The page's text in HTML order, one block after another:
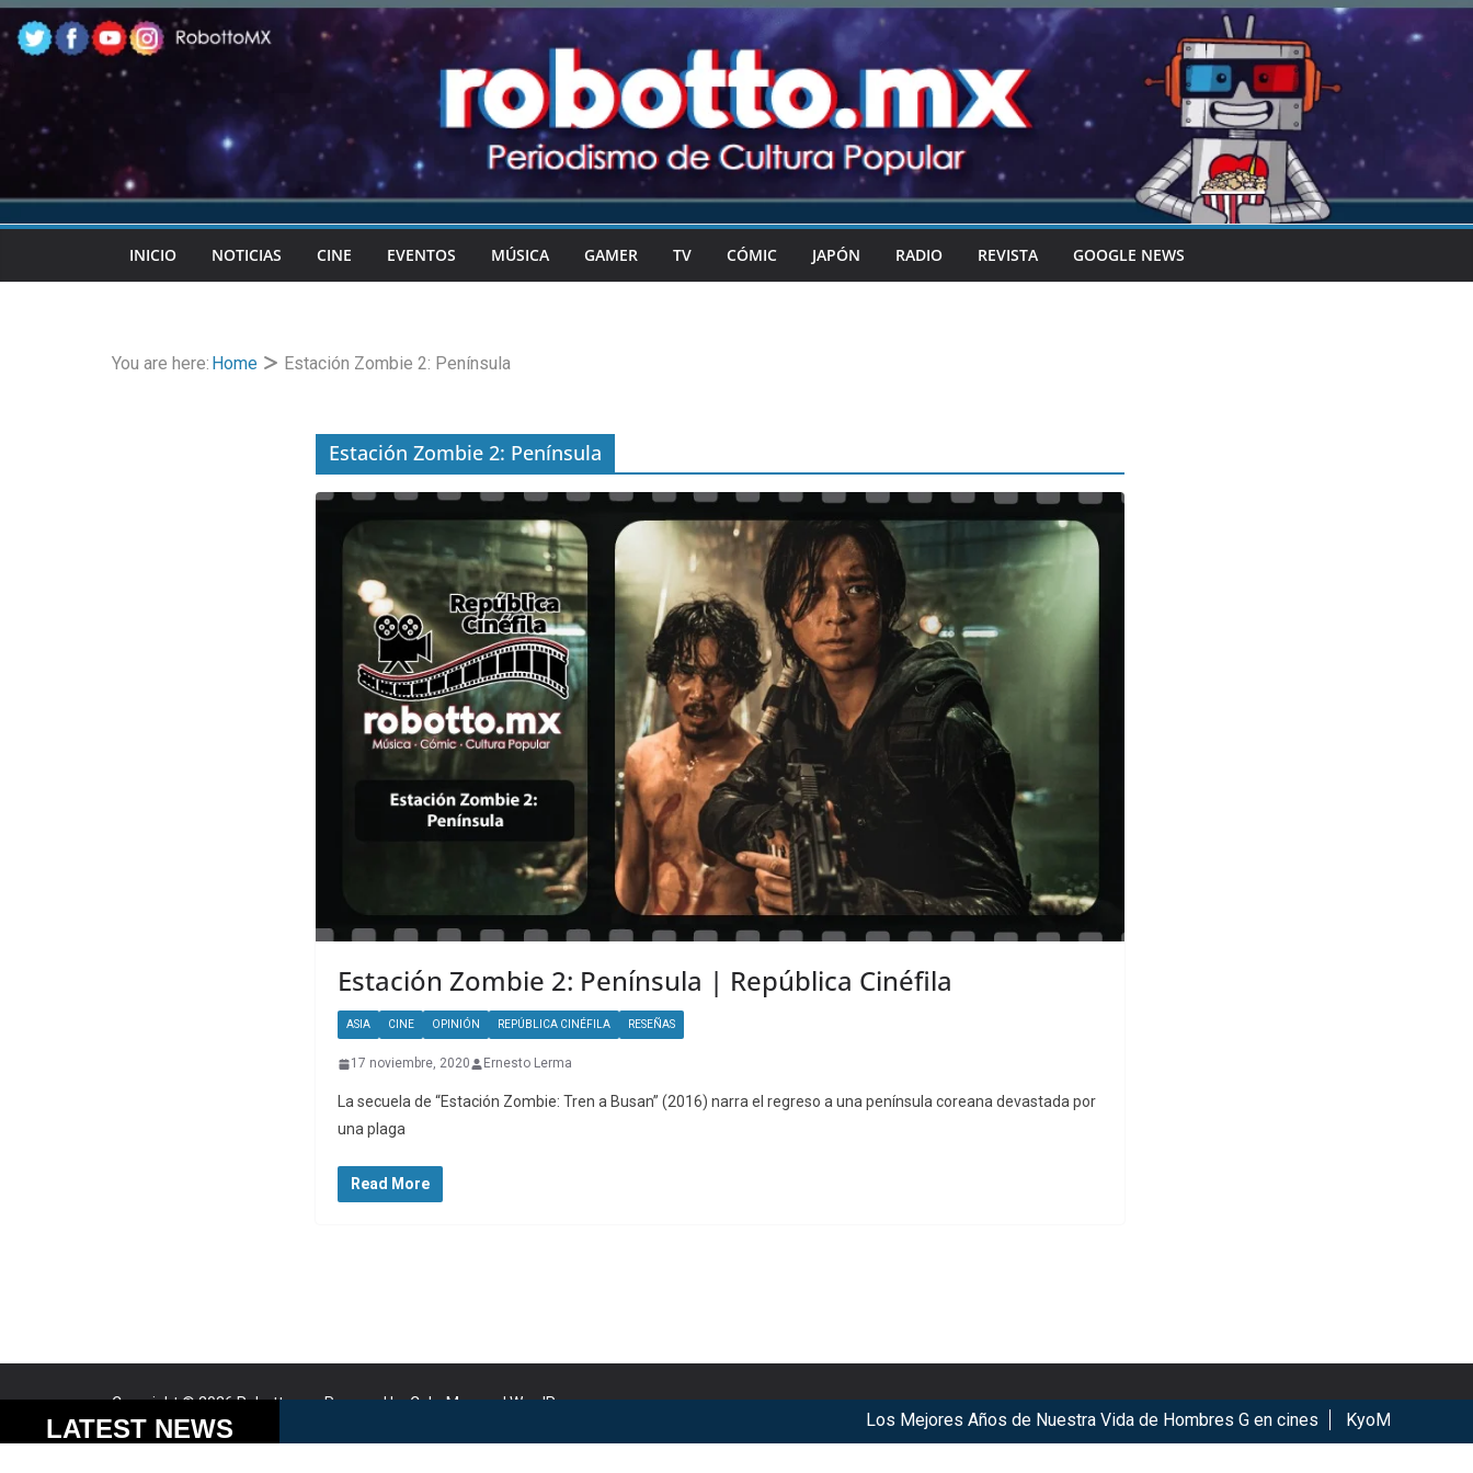
Skip
to
content
INICIO NOTICIAS CINE EVENTOS MÚSICA GAMER TV CÓMIC JAPÓN RADIO REVISTA GOOGLE NEWS
You are here: Home Estación Zombie 2: Península
Estación Zombie 2: Península
Estación Zombie 2: Península | República Cinéfila
ASIA CINE OPINIÓN REPÚBLICA CINÉFILA RESEÑAS
17 noviembre, 2020 Ernesto Lerma
La secuela de “Estación Zombie: Tren a Busan” (2016) narra el regreso a una península coreana devastada por
una plaga
Read More
Copyright © 2026Robotto.mx. Powered byColorMagandWordPress.
LATEST NEWS Los Mejores Años de Nuestra Vida de Hombres G en cines KyoMAF 2026:
Cookies help us deliver our services. By using our services, you agree to our use of cookies. Got it